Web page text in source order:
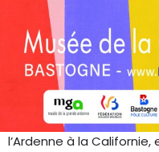
Le Musée de la Grande
rétrospective
Willoos : « Willoos, la vie
événement majeur de
plus de soixante ans
d’ensemble sur une
l’Ardenne à la Californie,